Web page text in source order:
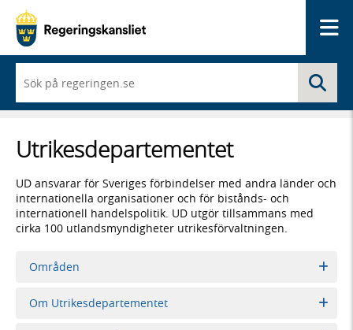
du
börjar
skriva
framträder
en
med
sökförslag
Utrikes­­departementet
UD ansvarar för Sveriges förbindelser med andra länder och
internationella organisationer och för bistånds- och
internationell handelspolitik. UD utgör tillsammans med
cirka 100 utlandsmyndigheter utrikesförvaltningen.
Områden
Om Utrikesdepartementet